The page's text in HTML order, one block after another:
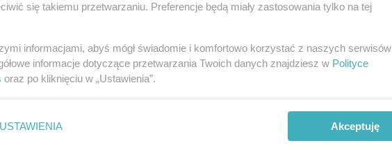
miasta , która w swoje 48. urodziny
Poszukała i znalazła "ciekawą" ofertę na
pewną lokatę i wysoki zysk. Skontaktowała się i
mówił ze wschodnim akcentem.
się takiemu przetwarzaniu. Preferencje będą miały zastosowania tylko na tej
informacjami, abyś mógł świadomie i komfortowo korzystać z naszych serwisów
informacje dotyczące przetwarzania Twoich danych znajdziesz w Polityce
oraz po kliknięciu w „Ustawienia”.
USTAWIENIA Akceptuję